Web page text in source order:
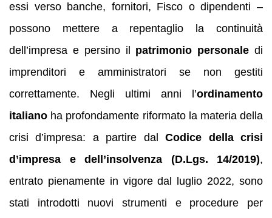
essi verso banche, fornitori, Fisco o dipendenti –
possono mettere a repentaglio la continuità
dell’impresa e persino il patrimonio personale di
imprenditori e amministratori se non gestiti
correttamente. Negli ultimi anni l’ordinamento
italiano ha profondamente riformato la materia della
crisi d’impresa: a partire dalCodice della crisi
d’impresa e dell’insolvenza (D.Lgs. 14/2019),
entrato pienamente in vigore dal luglio 2022, sono
stati introdotti nuovi strumenti e procedure per